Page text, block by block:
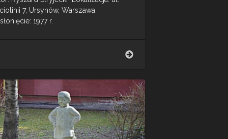
7, Ursynów, Warszawa
1977 r.